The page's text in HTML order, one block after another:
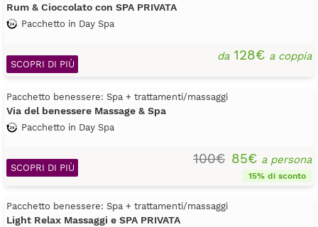
Rum & Cioccolato con SPA PRIVATA
Pacchetto in Day Spa
da128€ a coppia
SCOPRI DI PIÙ
Pacchetto benessere: Spa + trattamenti/massaggi
Via del benessere Massage & Spa
Pacchetto in Day Spa
100€ 85€ a persona
15% di sconto
SCOPRI DI PIÙ
Pacchetto benessere: Spa + trattamenti/massaggi
Light Relax Massaggi e SPA PRIVATA